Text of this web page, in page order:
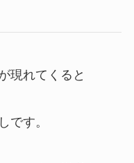
現れてくると
です。